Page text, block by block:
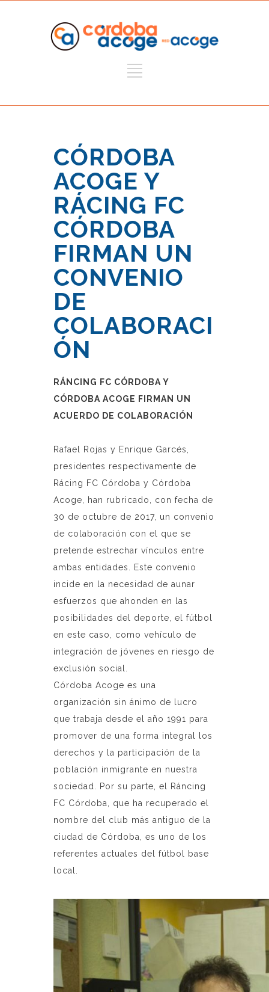
CÓRDOBA
ACOGE Y
RÁCING FC
CÓRDOBA
FIRMAN UN
CONVENIO
DE
COLABORACI
ÓN
RÁNCING FC CÓRDOBA Y
CÓRDOBA ACOGE FIRMAN UN
ACUERDO DE COLABORACIÓN
Rafael Rojas y Enrique Garcés,
presidentes respectivamente de
Rácing FC Córdoba y Córdoba
Acoge, han rubricado, con fecha de
30 de octubre de 2017, un convenio
de colaboración con el que se
pretende estrechar vínculos entre
ambas entidades. Este convenio
incide en la necesidad de aunar
esfuerzos que ahonden en las
posibilidades del deporte, el fútbol
en este caso, como vehículo de
integración de jóvenes en riesgo de
exclusión social.
Córdoba Acoge es una
organización sin ánimo de lucro
que trabaja desde el año 1991 para
promover de una forma integral los
derechos y la participación de la
población inmigrante en nuestra
sociedad. Por su parte, el Ráncing
FC Córdoba, que ha recuperado el
nombre del club más antiguo de la
ciudad de Córdoba, es uno de los
referentes actuales del fútbol base
local.